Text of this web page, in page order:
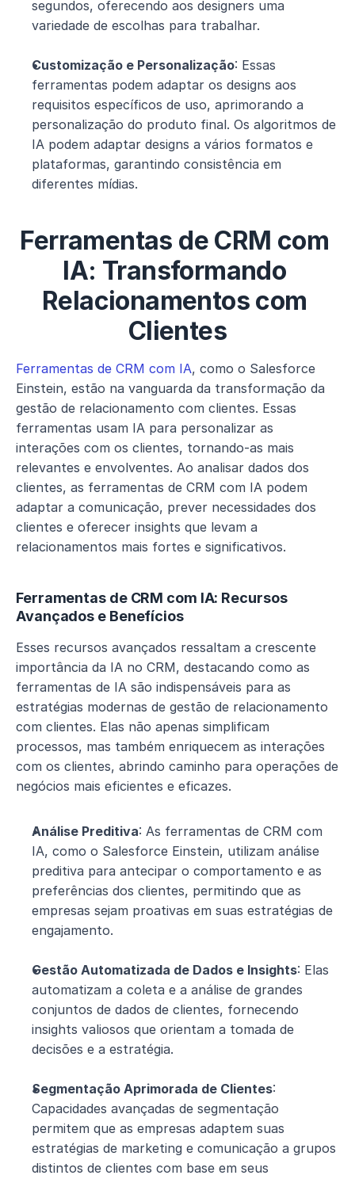
segundos, oferecendo aos designers uma
variedade de escolhas para trabalhar.
Customização e Personalização: Essas
ferramentas podem adaptar os designs aos
requisitos específicos de uso, aprimorando a
personalização do produto final. Os algoritmos de
IA podem adaptar designs a vários formatos e
plataformas, garantindo consistência em
diferentes mídias.
Ferramentas de CRM com
IA: Transformando
Relacionamentos com
Clientes
Ferramentas de CRM com IA, como o Salesforce
Einstein, estão na vanguarda da transformação da
gestão de relacionamento com clientes. Essas
ferramentas usam IA para personalizar as
interações com os clientes, tornando-as mais
relevantes e envolventes. Ao analisar dados dos
clientes, as ferramentas de CRM com IA podem
adaptar a comunicação, prever necessidades dos
clientes e oferecer insights que levam a
relacionamentos mais fortes e significativos.
Ferramentas de CRM com IA: Recursos
Avançados e Benefícios
Esses recursos avançados ressaltam a crescente
importância da IA no CRM, destacando como as
ferramentas de IA são indispensáveis para as
estratégias modernas de gestão de relacionamento
com clientes. Elas não apenas simplificam
processos, mas também enriquecem as interações
com os clientes, abrindo caminho para operações de
negócios mais eficientes e eficazes.
Análise Preditiva: As ferramentas de CRM com
IA, como o Salesforce Einstein, utilizam análise
preditiva para antecipar o comportamento e as
preferências dos clientes, permitindo que as
empresas sejam proativas em suas estratégias de
engajamento.
Gestão Automatizada de Dados e Insights: Elas
automatizam a coleta e a análise de grandes
conjuntos de dados de clientes, fornecendo
insights valiosos que orientam a tomada de
decisões e a estratégia.
Segmentação Aprimorada de Clientes:
Capacidades avançadas de segmentação
permitem que as empresas adaptem suas
estratégias de marketing e comunicação a grupos
distintos de clientes com base em seus